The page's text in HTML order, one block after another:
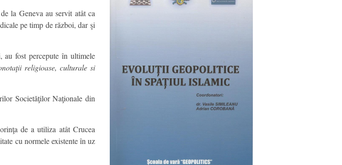
la Geneva au servit atât ca
pe timp de război, dar şi
fost percepute în ultimele
religioase, culturale si
Societăţilor Naţionale din
de a utiliza atât Crucea
cu normele existente în uz